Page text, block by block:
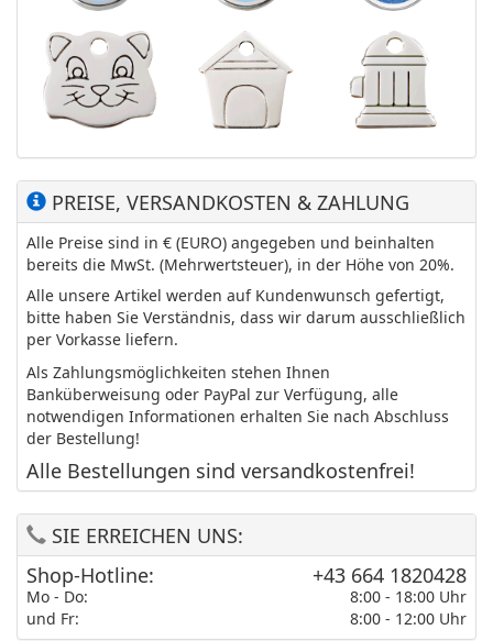
PREISE, VERSANDKOSTEN & ZAHLUNG
Alle Preise sind in € (EURO) angegeben und beinhalten
bereits die MwSt. (Mehrwertsteuer), in der Höhe von 20%.
Alle unsere Artikel werden auf Kundenwunsch gefertigt,
bitte haben Sie Verständnis, dass wir darum ausschließlich
per Vorkasse liefern.
Als Zahlungsmöglichkeiten stehen Ihnen
Banküberweisung oder PayPal zur Verfügung, alle
notwendigen Informationen erhalten Sie nach Abschluss
der Bestellung!
Alle Bestellungen sind versandkostenfrei!
SIE ERREICHEN UNS:
Shop-Hotline:
Mo - Do:
und Fr:
+43 664 1820428
8:00 - 18:00 Uhr
8:00 - 12:00 Uhr